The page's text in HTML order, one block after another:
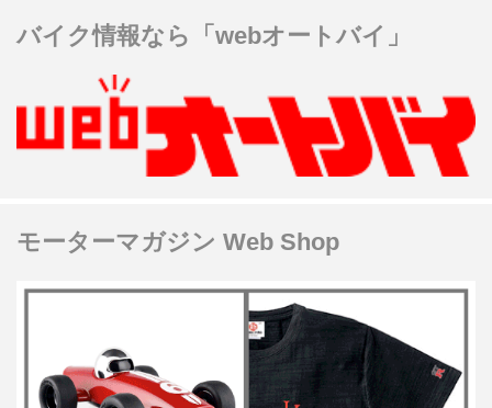
バイク情報なら「webオートバイ」
モーターマガジン Web Shop